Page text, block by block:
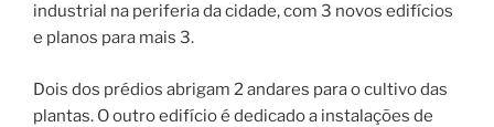
industrial na periferia da cidade, com 3 novos edifícios
e planos para mais 3.
Dois dos prédios abrigam 2 andares para o cultivo das
plantas. O outro edifício é dedicado a instalações de